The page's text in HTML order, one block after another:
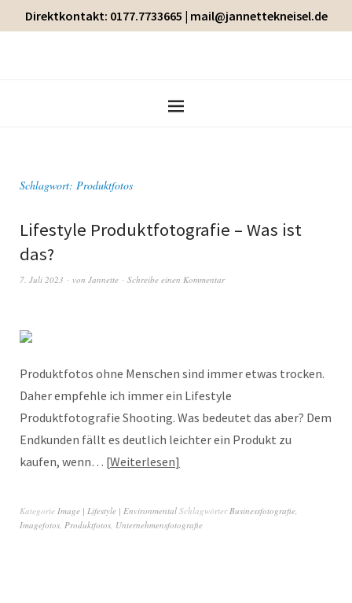
Direktkontakt: 0177.7733665 | mail@jannettekneisel.de
Schlagwort: Produktfotos
Lifestyle Produktfotografie – Was ist
das?
7. Juli 2023 von Jannette Schreibe einen Kommentar
Produktfotos ohne Menschen sind immer etwas trocken.
Daher empfehle ich immer ein Lifestyle
Produktfotografie Shooting. Was bedeutet das aber? Dem
Endkunden fällt es deutlich leichter ein Produkt zu
kaufen, wenn… Weiterlesen
Kategorie Image | Lifestyle | Environmental SchlagwörterBusinessfotografie,
Imagefotos, Produktfotos, Unternehmensfotografie